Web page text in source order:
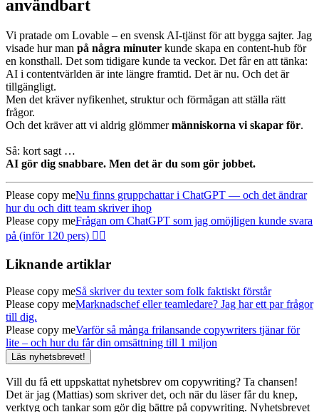
användbart
Vi pratade om Lovable – en svensk AI-tjänst för att bygga sajter. Jag
visade hur man på några minuter kunde skapa en content-hub för
en konsthall. Det som tidigare kunde ta veckor. Det får en att tänka:
AI i contentvärlden är inte längre framtid. Det är nu. Och det är
tillgängligt.
Men det kräver nyfikenhet, struktur och förmågan att ställa rätt
frågor.
Och det kräver att vi aldrig glömmermänniskorna vi skapar för.
Så: kort sagt …
AI gör dig snabbare. Men det är du som gör jobbet.
Please copy meNu finns gruppchattar i ChatGPT — och det ändrar
hur du och ditt team skriver ihop
Please copy meFrågan om ChatGPT som jag omöjligen kunde svara
på (inför 120 pers) 🤦‍♂️
Liknande artiklar
Please copy meSå skriver du texter som folk faktiskt förstår
Please copy meMarknadschef eller teamledare? Jag har ett par frågor
till dig.
Please copy meVarför så många frilansande copywriters tjänar för
lite – och hur du får din omsättning till 1 miljon
Läs nyhetsbrevet!
Vill du få ett uppskattat nyhetsbrev om copywriting? Ta chansen!
Det är jag (Mattias) som skriver det, och när du läser får du knep,
verktyg och tankar som gör dig bättre på copywriting. Nyhetsbrevet